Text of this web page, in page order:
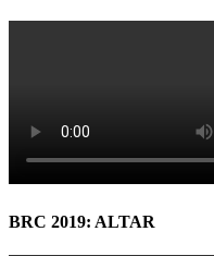
BRC 2019: ALTAR